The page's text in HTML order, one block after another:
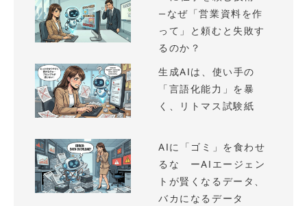
—なぜ「営業資料を作
って」と頼むと失敗す
るのか？
生成AIは、使い手の
「言語化能力」を暴
く、リトマス試験紙
AIに「ゴミ」を食わせ
るな ーAIエージェン
トが賢くなるデータ、
バカになるデータ